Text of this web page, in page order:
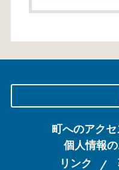
町へのアクセ
個人情報
リンク